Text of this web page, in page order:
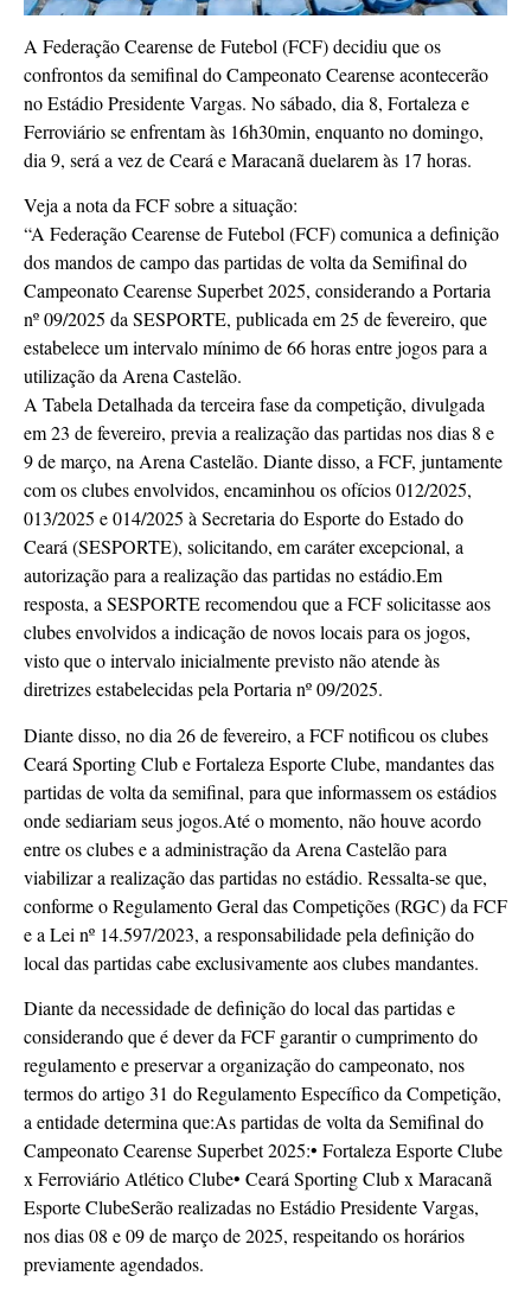
A Federação Cearense de Futebol (FCF) decidiu que os
confrontos da semifinal do Campeonato Cearense acontecerão
no Estádio Presidente Vargas. No sábado, dia 8, Fortaleza e
Ferroviário se enfrentam às 16h30min, enquanto no domingo,
dia 9, será a vez de Ceará e Maracanã duelarem às 17 horas.
Veja a nota da FCF sobre a situação:
“A Federação Cearense de Futebol (FCF) comunica a definição
dos mandos de campo das partidas de volta da Semifinal do
Campeonato Cearense Superbet 2025, considerando a Portaria
nº 09/2025 da SESPORTE, publicada em 25 de fevereiro, que
estabelece um intervalo mínimo de 66 horas entre jogos para a
utilização da Arena Castelão.
A Tabela Detalhada da terceira fase da competição, divulgada
em 23 de fevereiro, previa a realização das partidas nos dias 8 e
9 de março, na Arena Castelão. Diante disso, a FCF, juntamente
com os clubes envolvidos, encaminhou os ofícios 012/2025,
013/2025 e 014/2025 à Secretaria do Esporte do Estado do
Ceará (SESPORTE), solicitando, em caráter excepcional, a
autorização para a realização das partidas no estádio.Em
resposta, a SESPORTE recomendou que a FCF solicitasse aos
clubes envolvidos a indicação de novos locais para os jogos,
visto que o intervalo inicialmente previsto não atende às
diretrizes estabelecidas pela Portaria nº 09/2025.
Diante disso, no dia 26 de fevereiro, a FCF notificou os clubes
Ceará Sporting Club e Fortaleza Esporte Clube, mandantes das
partidas de volta da semifinal, para que informassem os estádios
onde sediariam seus jogos.Até o momento, não houve acordo
entre os clubes e a administração da Arena Castelão para
viabilizar a realização das partidas no estádio. Ressalta-se que,
conforme o Regulamento Geral das Competições (RGC) da FCF
e a Lei nº 14.597/2023, a responsabilidade pela definição do
local das partidas cabe exclusivamente aos clubes mandantes.
Diante da necessidade de definição do local das partidas e
considerando que é dever da FCF garantir o cumprimento do
regulamento e preservar a organização do campeonato, nos
termos do artigo 31 do Regulamento Específico da Competição,
a entidade determina que:As partidas de volta da Semifinal do
Campeonato Cearense Superbet 2025:• Fortaleza Esporte Clube
x Ferroviário Atlético Clube• Ceará Sporting Club x Maracanã
Esporte ClubeSerão realizadas no Estádio Presidente Vargas,
nos dias 08 e 09 de março de 2025, respeitando os horários
previamente agendados.